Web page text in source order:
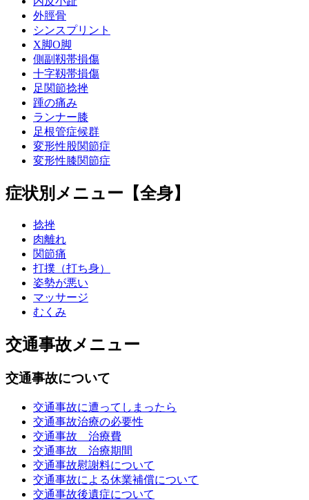
外脛骨
シンスプリント
X脚O脚
側副靱帯損傷
十字靱帯損傷
足関節捻挫
踵の痛み
ランナー膝
足根管症候群
変形性股関節症
変形性膝関節症
症状別メニュー【全身】
捻挫
肉離れ
関節痛
打撲（打ち身）
姿勢が悪い
マッサージ
むくみ
交通事故メニュー
交通事故について
交通事故に遭ってしまったら
交通事故治療の必要性
交通事故 治療費
交通事故 治療期間
交通事故慰謝料について
交通事故による休業補償について
交通事故後遺症について